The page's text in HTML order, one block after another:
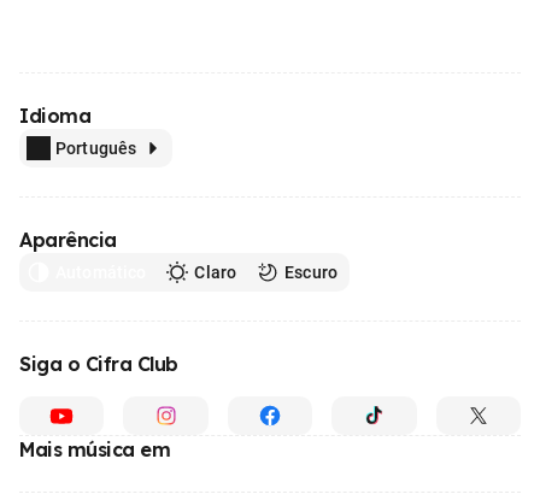
Idioma
Português
Aparência
Claro Escuro
Siga o Cifra Club
Mais música em